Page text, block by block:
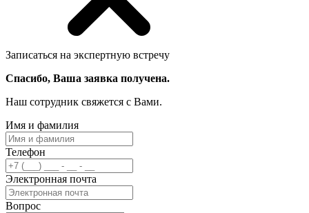
Записаться на экспертную встречу
Спасибо, Ваша заявка получена.
Наш сотрудник свяжется с Вами.
Имя и фамилия
Телефон
Электронная почта
Вопрос